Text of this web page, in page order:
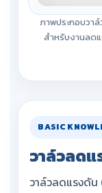
ภาพประกอบวา
สำหรับงานลดแ
BASIC
วาล์วลดแ
วาล์วลดแรงดัน